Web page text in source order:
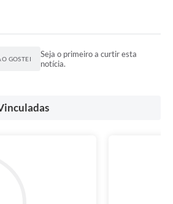
GOSTEI
Seja o primeiro a curtir esta
notícia.